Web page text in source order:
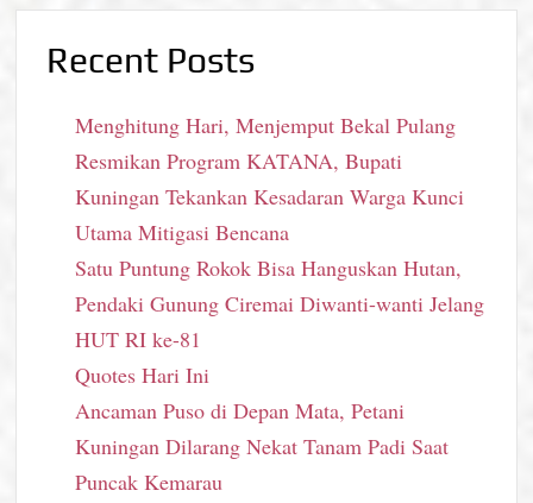
Recent Posts
Menghitung Hari, Menjemput Bekal Pulang
Resmikan Program KATANA, Bupati
Kuningan Tekankan Kesadaran Warga Kunci
Utama Mitigasi Bencana
Satu Puntung Rokok Bisa Hanguskan Hutan,
Pendaki Gunung Ciremai Diwanti-wanti Jelang
HUT RI ke-81
Quotes Hari Ini
Ancaman Puso di Depan Mata, Petani
Kuningan Dilarang Nekat Tanam Padi Saat
Puncak Kemarau